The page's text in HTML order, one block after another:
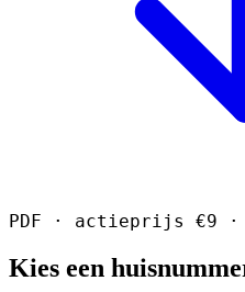
PDF · actieprijs €9 ·
Kies een